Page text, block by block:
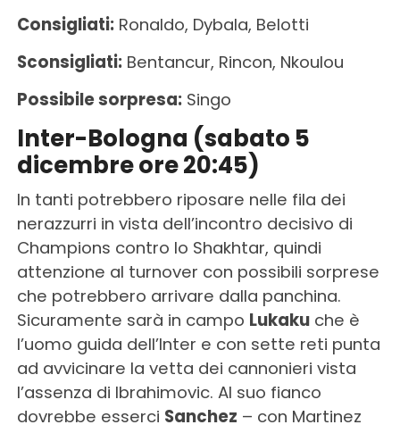
Consigliati:Ronaldo, Dybala, Belotti
Sconsigliati:Bentancur, Rincon, Nkoulou
Possibile sorpresa:Singo
Inter-Bologna (sabato 5
dicembre ore 20:45)
In tanti potrebbero riposare nelle fila dei
nerazzurri in vista dell’incontro decisivo di
Champions contro lo Shakhtar, quindi
attenzione al turnover con possibili sorprese
che potrebbero arrivare dalla panchina.
Sicuramente sarà in campo Lukakuche è
l’uomo guida dell’Inter e con sette reti punta
ad avvicinare la vetta dei cannonieri vista
l’assenza di Ibrahimovic. Al suo fianco
dovrebbe esserci Sanchez – con Martinez